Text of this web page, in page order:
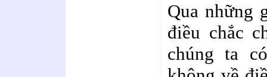
Qua những
điều chắc
chúng ta